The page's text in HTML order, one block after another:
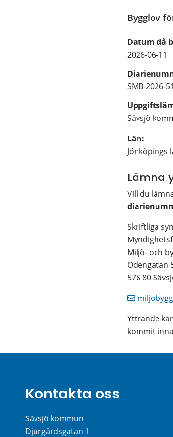
Bygglov
Datum då
2026-06-11
SMB-2026-
Sävsjö
Län:
Jönköpings
Lämna
Vill du
Skriftliga
Miljö- och
Odengatan
576 80
Yttrande
kommit
Kontakta oss
Sävsjö kommun
Djurgårdsgatan 1